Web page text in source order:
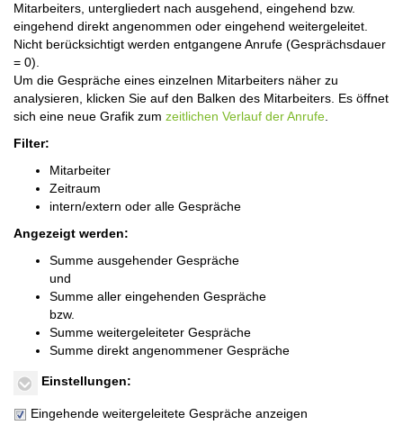
Mitarbeiters, untergliedert nach ausgehend, eingehend bzw.
eingehend direkt angenommen oder eingehend weitergeleitet.
Nicht berücksichtigt werden entgangene Anrufe (Gesprächsdauer
= 0).
Um die Gespräche eines einzelnen Mitarbeiters näher zu
analysieren, klicken Sie auf den Balken des Mitarbeiters. Es öffnet
sich eine neue Grafik zum zeitlichen Verlauf der Anrufe
Filter:
Mitarbeiter
Zeitraum
intern/extern oder alle Gespräche
Angezeigt werden:
Summe ausgehender Gespräche
und
Summe aller eingehenden Gespräche
bzw.
Summe weitergeleiteter Gespräche
Summe direkt angenommener Gespräche
Einstellungen:
Eingehende weitergeleitete Gespräche anzeigen